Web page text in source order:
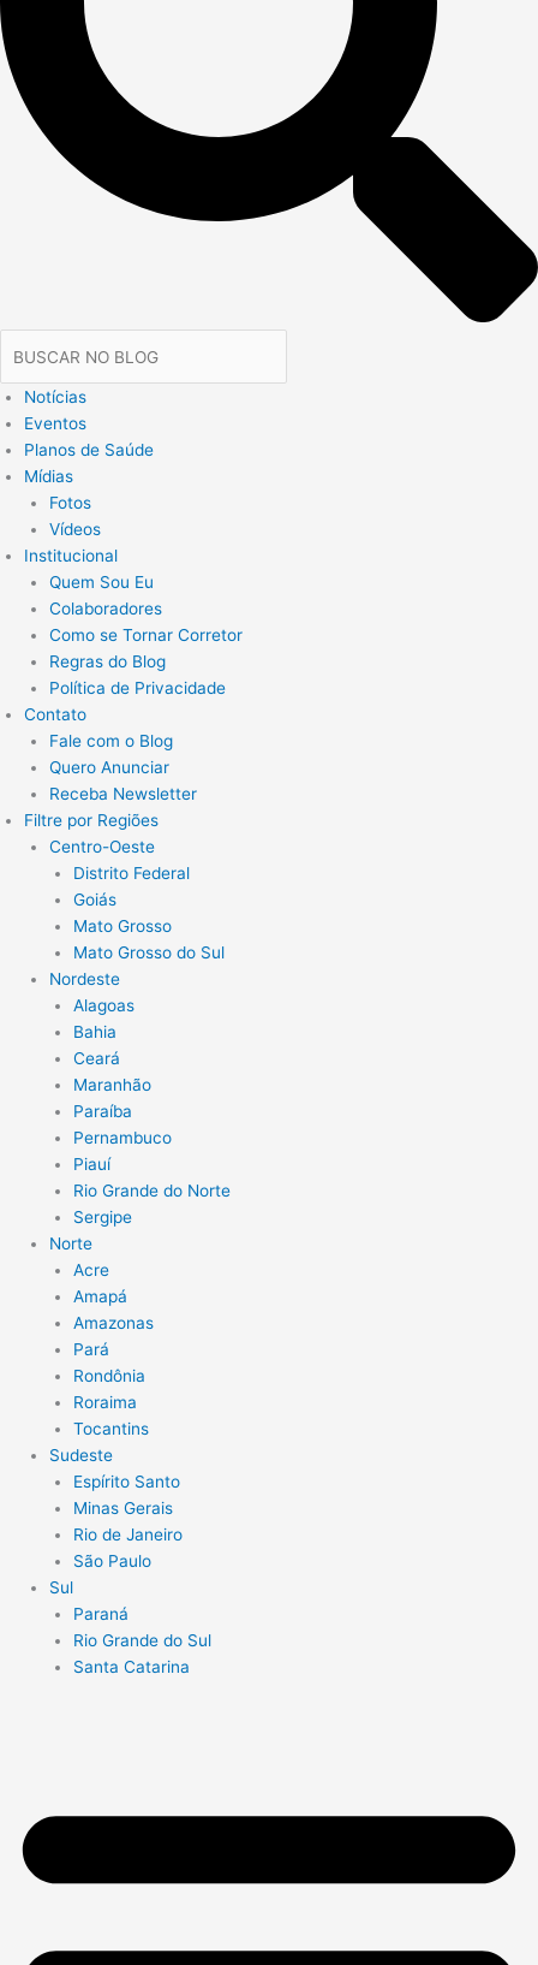
Notícias
Eventos
Planos de Saúde
Mídias
Fotos
Vídeos
Institucional
Quem Sou Eu
Colaboradores
Como se Tornar Corretor
Regras do Blog
Política de Privacidade
Contato
Fale com o Blog
Quero Anunciar
Receba Newsletter
Filtre por Regiões
Centro-Oeste
Distrito Federal
Goiás
Mato Grosso
Mato Grosso do Sul
Nordeste
Alagoas
Bahia
Ceará
Maranhão
Paraíba
Pernambuco
Piauí
Rio Grande do Norte
Sergipe
Norte
Acre
Amapá
Amazonas
Pará
Rondônia
Roraima
Tocantins
Sudeste
Espírito Santo
Minas Gerais
Rio de Janeiro
São Paulo
Sul
Paraná
Rio Grande do Sul
Santa Catarina